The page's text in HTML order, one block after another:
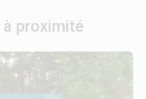
proximité